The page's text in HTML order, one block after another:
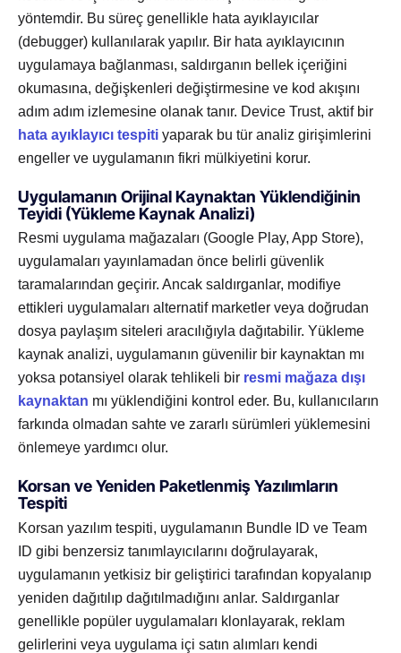
yöntemdir. Bu süreç genellikle hata ayıklayıcılar
(debugger) kullanılarak yapılır. Bir hata ayıklayıcının
uygulamaya bağlanması, saldırganın bellek içeriğini
okumasına, değişkenleri değiştirmesine ve kod akışını
adım adım izlemesine olanak tanır. Device Trust, aktif bir
hata ayıklayıcı tespiti yaparak bu tür analiz girişimlerini
engeller ve uygulamanın fikri mülkiyetini korur.
Uygulamanın Orijinal Kaynaktan Yüklendiğinin
Teyidi (Yükleme Kaynak Analizi)
Resmi uygulama mağazaları (Google Play, App Store),
uygulamaları yayınlamadan önce belirli güvenlik
taramalarından geçirir. Ancak saldırganlar, modifiye
ettikleri uygulamaları alternatif marketler veya doğrudan
dosya paylaşım siteleri aracılığıyla dağıtabilir. Yükleme
kaynak analizi, uygulamanın güvenilir bir kaynaktan mı
yoksa potansiyel olarak tehlikeli bir resmi mağaza dışı
kaynaktan mı yüklendiğini kontrol eder. Bu, kullanıcıların
farkında olmadan sahte ve zararlı sürümleri yüklemesini
önlemeye yardımcı olur.
Korsan ve Yeniden Paketlenmiş Yazılımların
Tespiti
Korsan yazılım tespiti, uygulamanın Bundle ID ve Team
ID gibi benzersiz tanımlayıcılarını doğrulayarak,
uygulamanın yetkisiz bir geliştirici tarafından kopyalanıp
yeniden dağıtılıp dağıtılmadığını anlar. Saldırganlar
genellikle popüler uygulamaları klonlayarak, reklam
gelirlerini veya uygulama içi satın alımları kendi